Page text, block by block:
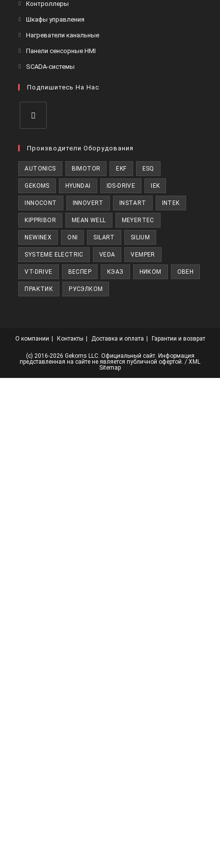
Контроллеры
Шкафы управления
Нагреватели канальные
Панели сенсорные HMI
SCADA-системы
Подпишитесь На Нас
Производители Оборудования
AUTONICS BIMOTOR EKF ESQ
GEKOMS HYUNDAI IDS-DRIVE IEK
INNOCONT INNOVERT INSTART INTEK
KIPPRIBOR MEAN WELL MEYERTEC
NEWINEX ONI SILART SILIUM
SYSTEME ELECTRIC VEDA VEMPER
VT-DRIVE ВЕСПЕР КЭАЗ НИКОМ ОВЕН
ПРАКТИК РУСЭЛКОМ
О компании Контакты Доставка и оплата Гарантии и возврат
(с) 2016-2026 Gekoms LLC. Официальный сайт. Информация
представленная на сайте не является публичной офертой. / XML
Sitemap